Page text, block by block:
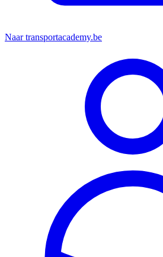
Naar transportacademy.be